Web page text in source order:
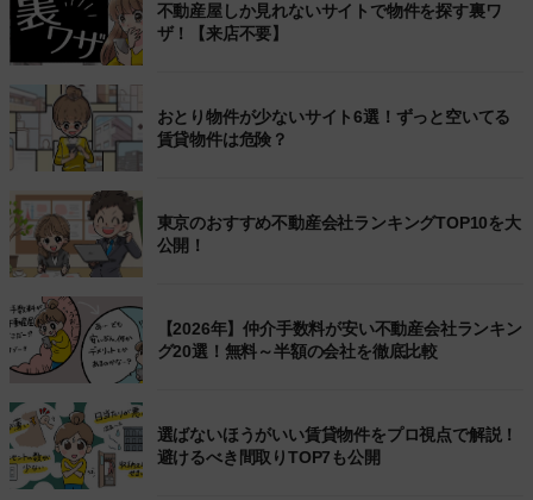
不動産屋しか見れないサイトで物件を探す裏ワ
ザ！【来店不要】
おとり物件が少ないサイト6選！ずっと空いてる
賃貸物件は危険？
東京のおすすめ不動産会社ランキングTOP10を大
公開！
【2026年】仲介手数料が安い不動産会社ランキン
グ20選！無料～半額の会社を徹底比較
選ばないほうがいい賃貸物件をプロ視点で解説！
避けるべき間取りTOP7も公開